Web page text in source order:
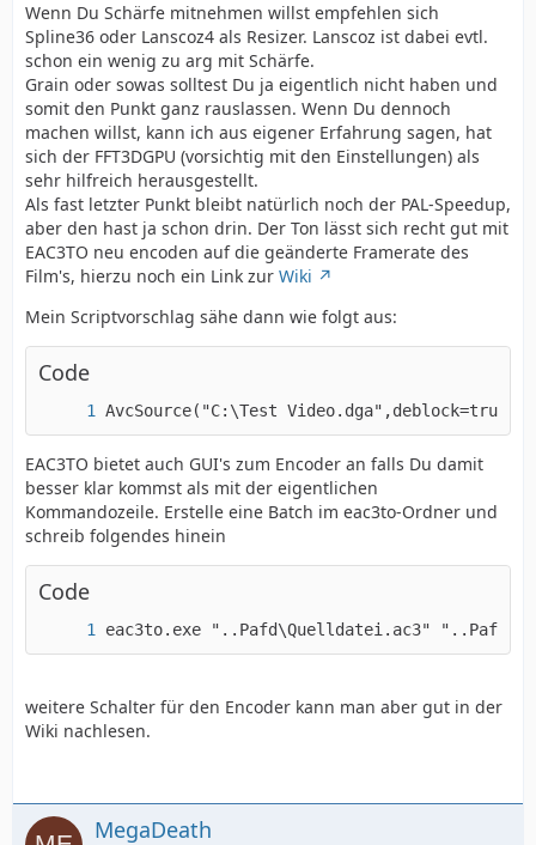
Wenn Du Schärfe mitnehmen willst empfehlen sich
Spline36 oder Lanscoz4 als Resizer. Lanscoz ist dabei evtl.
schon ein wenig zu arg mit Schärfe.
Grain oder sowas solltest Du ja eigentlich nicht haben und
somit den Punkt ganz rauslassen. Wenn Du dennoch
machen willst, kann ich aus eigener Erfahrung sagen, hat
sich der FFT3DGPU (vorsichtig mit den Einstellungen) als
sehr hilfreich herausgestellt.
Als fast letzter Punkt bleibt natürlich noch der PAL-Speedup,
aber den hast ja schon drin. Der Ton lässt sich recht gut mit
EAC3TO neu encoden auf die geänderte Framerate des
Film's, hierzu noch ein Link zur Wiki
Mein Scriptvorschlag sähe dann wie folgt aus:
Code
AvcSource("C:\Test
EAC3TO bietet auch GUI's zum Encoder an falls Du damit
besser klar kommst als mit der eigentlichen
Kommandozeile. Erstelle eine Batch im eac3to-Ordner und
schreib folgendes hinein
Code
eac3to.exe "..Pafd\Quelldatei.ac3"
weitere Schalter für den Encoder kann man aber gut in der
Wiki nachlesen.
MegaDeath